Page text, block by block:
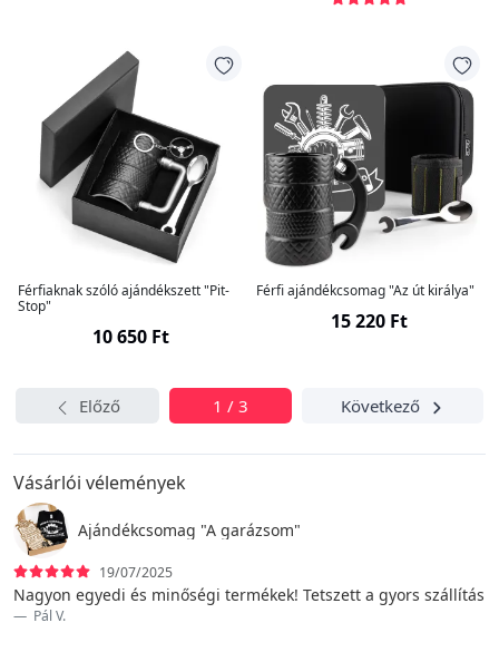
Vásárlói vélemények
Ajándékcsomag "A garázsom"
19/07/2025
Nagyon egyedi és minőségi termékek! Tetszett a gyors szállítás
Pál V.
Férfiaknak szóló ajándékszett "Pit-
Stop"
10 650 Ft
Férfi ajándékcsomag "Az út királya"
15 220 Ft
Előző 1 / 3 Következő